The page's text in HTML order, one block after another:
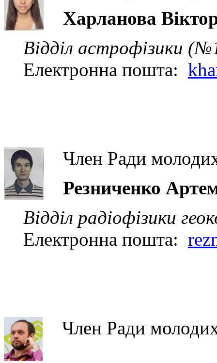
Харланова
Відділ астрофізики
Електронна пошта:
Член Ради
Резниченко
Відділ радіофізики
Електронна пошта:
Член Ради